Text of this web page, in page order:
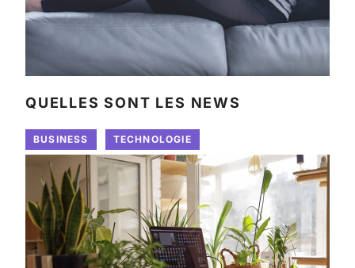
QUELLES SONT LES NEWS
BUSINESS TECHNOLOGIE